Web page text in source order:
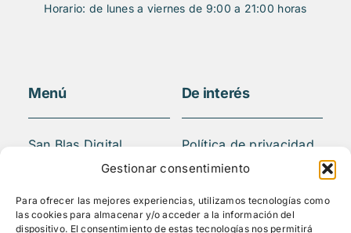
Gestionar consentimiento
Para ofrecer las mejores experiencias, utilizamos tecnologías como
las cookies para almacenar y/o acceder a la información del
dispositivo. El consentimiento de estas tecnologías nos permitirá
Horario: de lunes a viernes de 9:00 a 21:00 horas
Menú
San Blas Digital
Quiénes somos
Actividades
Blog
De interés
Política de privacidad
Aviso legal